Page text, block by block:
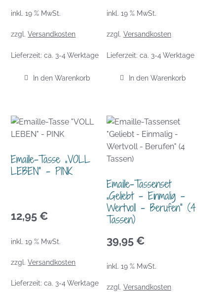
inkl. 19 % MwSt.
zzgl.Versandkosten
Lieferzeit:ca. 3-4 Werktage
In den Warenkorb
inkl. 19 % MwSt.
zzgl. Versandkosten
Lieferzeit: ca. 3-4 Werktage
In den Warenkorb
Emaille-Tasse „VOLL
LEBEN“ – PINK
12,95 €
inkl. 19 % MwSt.
zzgl.Versandkosten
Lieferzeit:ca. 3-4 Werktage
Emaille-Tassenset
„Geliebt – Einmalig –
Wertvoll – Berufen“ (4
Tassen)
39,95 €
inkl. 19 % MwSt.
zzgl. Versandkosten